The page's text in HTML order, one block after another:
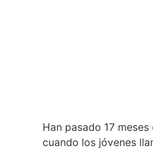
Han pasado 17
cuando los jóvenes